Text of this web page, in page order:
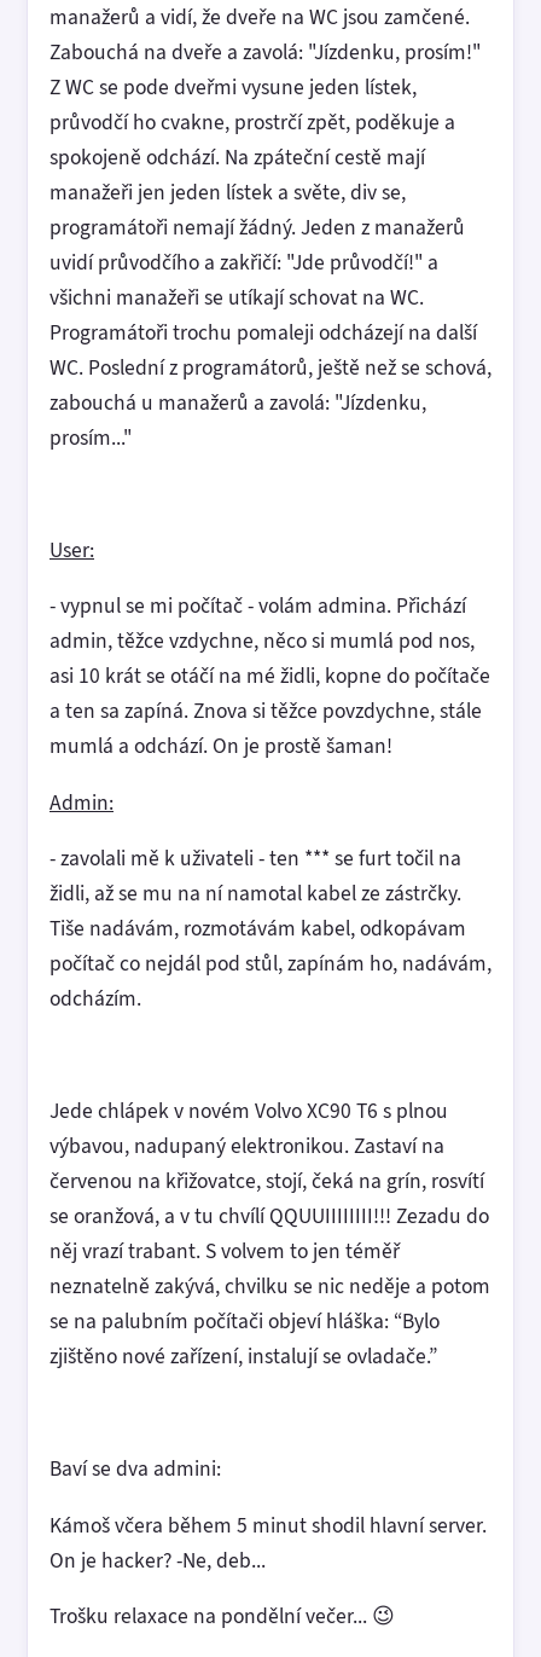
manažerů a vidí, že dveře na WC jsou zamčené.
Zabouchá na dveře a zavolá: "Jízdenku, prosím!"
Z WC se pode dveřmi vysune jeden lístek,
průvodčí ho cvakne, prostrčí zpět, poděkuje a
spokojeně odchází. Na zpáteční cestě mají
manažeři jen jeden lístek a světe, div se,
programátoři nemají žádný. Jeden z manažerů
uvidí průvodčího a zakřičí: "Jde průvodčí!" a
všichni manažeři se utíkají schovat na WC.
Programátoři trochu pomaleji odcházejí na další
WC. Poslední z programátorů, ještě než se schová,
zabouchá u manažerů a zavolá: "Jízdenku,
prosím..."
User:
- vypnul se mi počítač - volám admina. Přichází
admin, těžce vzdychne, něco si mumlá pod nos,
asi 10 krát se otáčí na mé židli, kopne do počítače
a ten sa zapíná. Znova si těžce povzdychne, stále
mumlá a odchází. On je prostě šaman!
Admin:
- zavolali mě k uživateli - ten *** se furt točil na
židli, až se mu na ní namotal kabel ze zástrčky.
Tiše nadávám, rozmotávám kabel, odkopávam
počítač co nejdál pod stůl, zapínám ho, nadávám,
odcházím.
Jede chlápek v novém Volvo XC90 T6 s plnou
výbavou, nadupaný elektronikou. Zastaví na
červenou na křižovatce, stojí, čeká na grín, rosvítí
se oranžová, a v tu chvílí QQUUIIIIIIII!!! Zezadu do
něj vrazí trabant. S volvem to jen téměř
neznatelně zakývá, chvilku se nic neděje a potom
se na palubním počítači objeví hláška: “Bylo
zjištěno nové zařízení, instalují se ovladače.”
Baví se dva admini:
Kámoš včera během 5 minut shodil hlavní server.
On je hacker? -Ne, deb...
Trošku relaxace na pondělní večer... 😉